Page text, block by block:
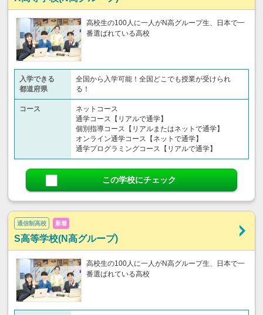
高校生の100人に一人がN高グループ生、日本で一
番選ばれている高校
入学できる
都道府県
全国から入学可能！全国どこでも授業が受けられ
る！
コース
ネットコース
通学コース【リアルで通学】
個別指導コース【リアルまたはネットで通学】
オンライン通学コース【ネットで通学】
通学プログラミングコース【リアルで通学】
この学校にチェック
通信制高校 新着
S高等学校(N高グループ)
高校生の100人に一人がN高グループ生、日本で一
番選ばれている高校